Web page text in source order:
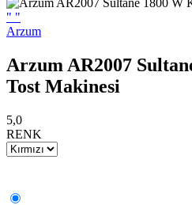
" "
Arzum
Arzum AR2007
Tost Makinesi
5,0
RENK